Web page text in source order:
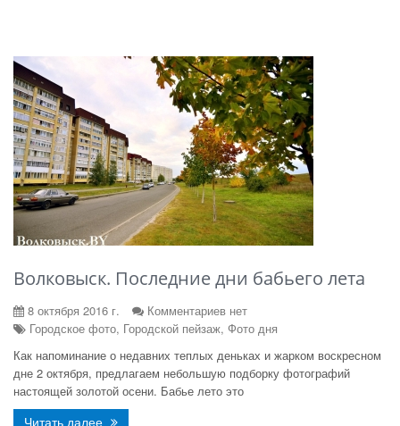
Волковыск. Последние дни бабьего лета
8 октября 2016 г.
Комментариев нет
Городское фото, Городской пейзаж, Фото дня
Как напоминание о недавних теплых деньках и жарком воскресном
дне 2 октября, предлагаем небольшую подборку фотографий
настоящей золотой осени. Бабье лето это
Читать далее